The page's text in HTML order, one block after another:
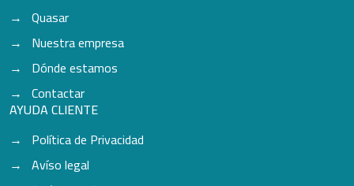
Quasar
Nuestra empresa
Dónde estamos
Contactar
AYUDA CLIENTE
Política de Privacidad
Avíso legal